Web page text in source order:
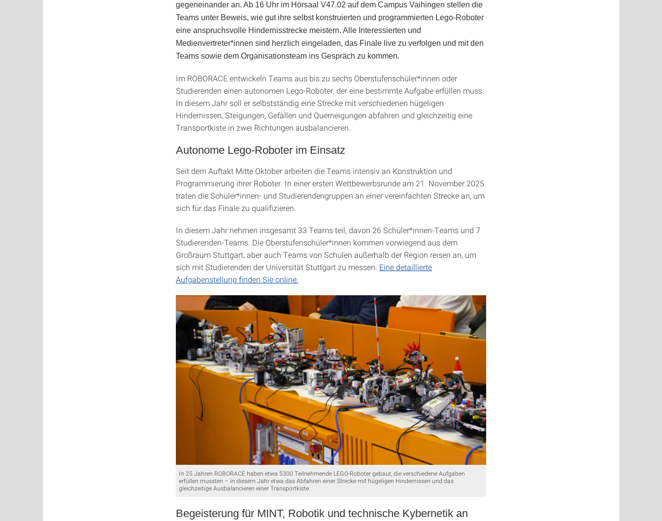
gegeneinander an. Ab 16 Uhr im Hörsaal V47.02 auf dem Campus Vaihingen stellen die
Teams unter Beweis, wie gut ihre selbst konstruierten und programmierten Lego-Roboter
eine anspruchsvolle Hindernisstrecke meistern. Alle Interessierten und
Medienvertreter*innen sind herzlich eingeladen, das Finale live zu verfolgen und mit den
Teams sowie dem Organisationsteam ins Gespräch zu kommen.
Im ROBORACE entwickeln Teams aus bis zu sechs Oberstufenschüler*innen oder
Studierenden einen autonomen Lego-Roboter, der eine bestimmte Aufgabe erfüllen muss.
In diesem Jahr soll er selbstständig eine Strecke mit verschiedenen hügeligen
Hindernissen, Steigungen, Gefällen und Querneigungen abfahren und gleichzeitig eine
Transportkiste in zwei Richtungen ausbalancieren.
Autonome Lego-Roboter im Einsatz
Seit dem Auftakt Mitte Oktober arbeiten die Teams intensiv an Konstruktion und
Programmierung ihrer Roboter. In einer ersten Wettbewerbsrunde am 21. November 2025
traten die Schüler*innen- und Studierendengruppen an einer vereinfachten Strecke an, um
sich für das Finale zu qualifizieren.
In diesem Jahr nehmen insgesamt 33 Teams teil, davon 26 Schüler*innen-Teams und 7
Studierenden-Teams. Die Oberstufenschüler*innen kommen vorwiegend aus dem
Großraum Stuttgart, aber auch Teams von Schulen außerhalb der Region reisen an, um
sich mit Studierenden der Universität Stuttgart zu messen. Eine detaillierte
Aufgabenstellung finden Sie online.
In 25 Jahren ROBORACE haben etwa 5300 Teilnehmende LEGO-Roboter gebaut, die verschiedene Aufgaben
erfüllen mussten – in diesem Jahr etwa das Abfahren einer Strecke mit hügeligen Hindernissen und das
gleichzeitige Ausbalancieren einer Transportkiste.
Begeisterung für MINT, Robotik und technische Kybernetik an